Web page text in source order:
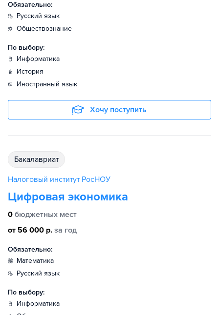
Обязательно:
русский язык
обществознание
По выбору:
информатика
история
иностранный язык
Хочу поступить
бакалавриат
Налоговый институт РосНОУ
Цифровая экономика
0 бюджетных мест
от 56 000 р. за год
Обязательно:
математика
русский язык
По выбору:
информатика